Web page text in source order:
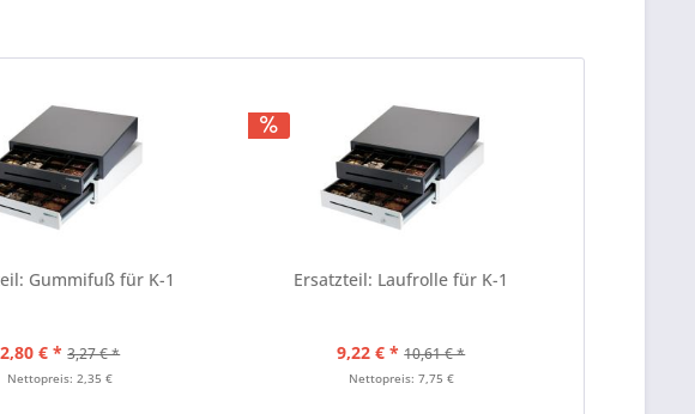
Gummifuß für K-1
2,80 € * 3,27 € *
Nettopreis: 2,35 €
Ersatzteil: Laufrolle für K-1
9,22 € * 10,61 € *
Nettopreis: 7,75 €